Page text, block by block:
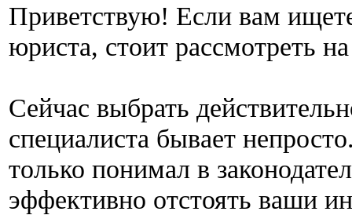
Приветствую! Если вам
юриста, стоит рассмотреть
Сейчас выбрать
специалиста бывает
только понимал в
эффективно отстоять ваши